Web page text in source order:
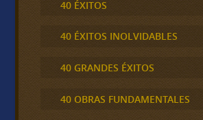
40 ÉXITOS
40 ÉXITOS INOLVIDABLES
40 GRANDES ÉXITOS
40 OBRAS FUNDAMENTALES